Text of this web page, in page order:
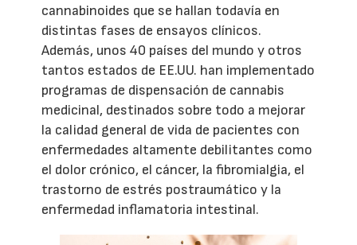
cannabinoides que se hallan todavía en
distintas fases de ensayos clínicos.
Además, unos 40 países del mundo y otros
tantos estados de EE.UU. han implementado
programas de dispensación de cannabis
medicinal, destinados sobre todo a mejorar
la calidad general de vida de pacientes con
enfermedades altamente debilitantes como
el dolor crónico, el cáncer, la fibromialgia, el
trastorno de estrés postraumático y la
enfermedad inflamatoria intestinal.